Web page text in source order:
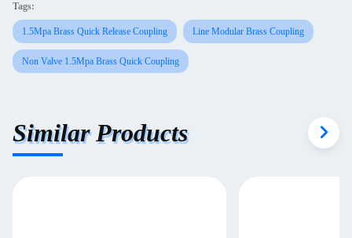
Tags:
1.5Mpa Brass Quick Release Coupling Line Modular Brass Coupling
Non Valve 1.5Mpa Brass Quick Coupling
Similar Products